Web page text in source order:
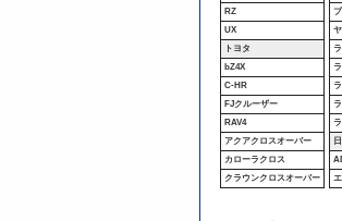
RZ
UX
トヨタ
bZ4X
C-HR
FJクルーザー
RAV4
アクアクロスオーバー
カローラクロス
クラウンクロスオーバー